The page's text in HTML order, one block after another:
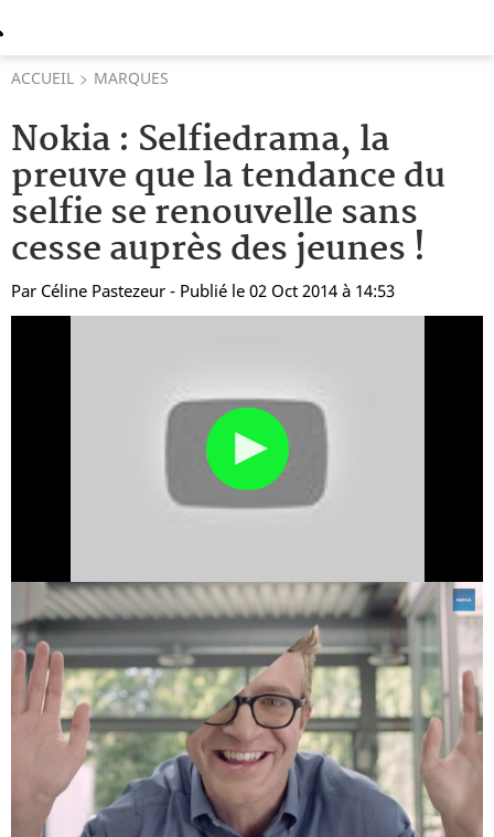
ACCUEIL MARQUES
Nokia : Selfiedrama, la
preuve que la tendance du
selfie se renouvelle sans
cesse auprès des jeunes !
Par Céline Pastezeur - Publié le 02 Oct 2014 à 14:53